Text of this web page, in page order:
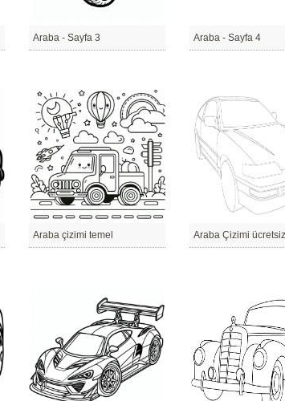
Araba - Sayfa 3 Araba - Sayfa 4
Araba çizimi temel